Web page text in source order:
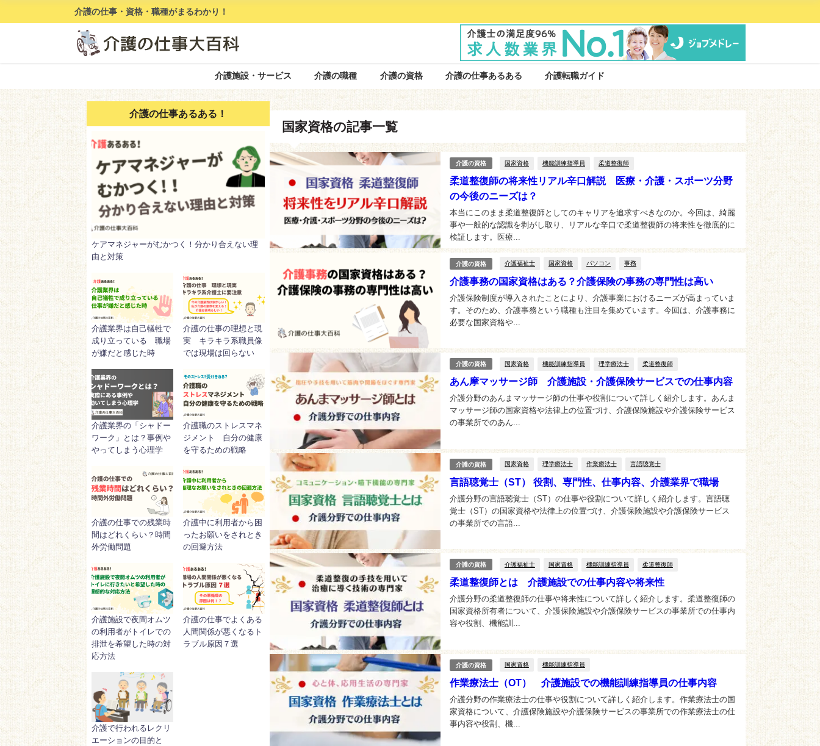
介護の仕事・資格・職種がまるわかり！
介護施設・サービス 介護の職種 介護の資格 介護の仕事あるある 介護転職ガイド
国家資格の記事一覧
介護の資格 国家資格 機能訓練指導員 柔道整復師
柔道整復師の将来性リアル辛口解説 医療・介護・スポーツ分野
の今後のニーズは？
本当にこのまま柔道整復師としてのキャリアを追求すべきなのか。今回は、綺麗
事や一般的な認識を剥がし取り、リアルな辛口で柔道整復師の将来性を徹底的に
検証します。医療...
介護の資格 介護福祉士 国家資格 パソコン 事務
介護事務の国家資格はある？介護保険の事務の専門性は高い
介護保険制度が導入されたことにより、介護事業におけるニーズが高まっていま
す。そのため、介護事務という職種も注目を集めています。今回は、介護事務に
必要な国家資格や...
介護の資格 国家資格 機能訓練指導員 理学療法士 柔道整復師
あん摩マッサージ師 介護施設・介護保険サービスでの仕事内容
介護分野のあんまマッサージ師の仕事や役割について詳しく紹介します。あんま
マッサージ師の国家資格や法律上の位置づけ、介護保険施設や介護保険サービス
の事業所でのあん...
介護の資格 国家資格 理学療法士 作業療法士 言語聴覚士
言語聴覚士（ST） 役割、専門性、仕事内容、介護業界で職場
介護分野の言語聴覚士（ST）の仕事や役割について詳しく紹介します。言語聴
覚士（ST）の国家資格や法律上の位置づけ、介護保険施設や介護保険サービス
の事業所での言語...
介護の資格 介護福祉士 国家資格 機能訓練指導員 柔道整復師
柔道整復師とは 介護施設での仕事内容や将来性
介護分野の柔道整復師の仕事や将来性について詳しく紹介します。柔道整復師の
国家資格所有者について、介護保険施設や介護保険サービスの事業所での仕事内
容や役割、機能訓...
介護の資格 国家資格 機能訓練指導員
作業療法士（OT） 介護施設での機能訓練指導員の仕事内容
介護分野の作業療法士の仕事や役割について詳しく紹介します。作業療法士の国
家資格について、介護保険施設や介護保険サービスの事業所での作業療法士の仕
事内容や役割、機...
介護の仕事あるある！
ケアマネジャーがむかつく！分かり合えない理
由と対策
介護業界は自己犠牲で
成り立っている 職場
が嫌だと感じた時
介護の仕事の理想と現
実 キラキラ系職員像
では現場は回らない
介護業界の「シャドー
ワーク」とは？事例や
やってしまう心理学
介護職のストレスマネ
ジメント 自分の健康
を守るための戦略
介護の仕事での残業時
間はどれくらい？時間
外労働問題
介護中に利用者から困
ったお願いをされとき
の回避方法
介護施設で夜間オムツ
の利用者がトイレでの
排泄を希望した時の対
応方法
介護の仕事でよくある
人間関係が悪くなるト
ラブル原因７選
介護で行われるレクリ
エーションの目的と